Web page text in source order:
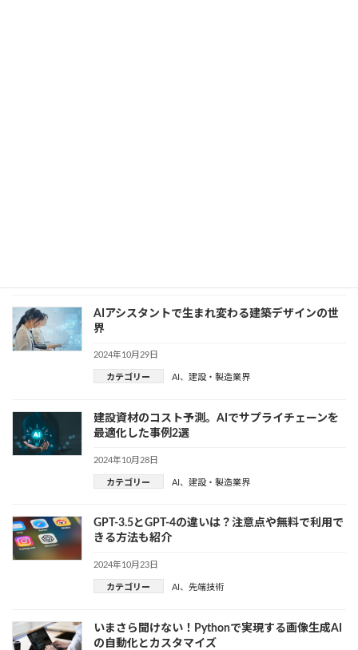
AIアシスタントで生まれ変わる建築デザインの世
界
2024年10月29日
カテゴリー AI、 建設・製造業界
建設資材のコスト予測。AIでサプライチェーンを
最適化した事例2選
2024年10月28日
カテゴリー AI 、 建設・製造業界
GPT-3.5とGPT-4の違いは？注意点や無料で利用で
きる方法も紹介
2024年10月23日
カテゴリー AI 、 先端技術
いまさら聞けない！Pythonで実現する画像生成AI
の自動化とカスタマイズ